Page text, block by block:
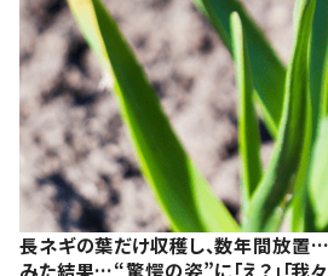
長ネギの葉だけ収穫し、数年間放置
みた結果…“驚愕の姿”に「え？」「我